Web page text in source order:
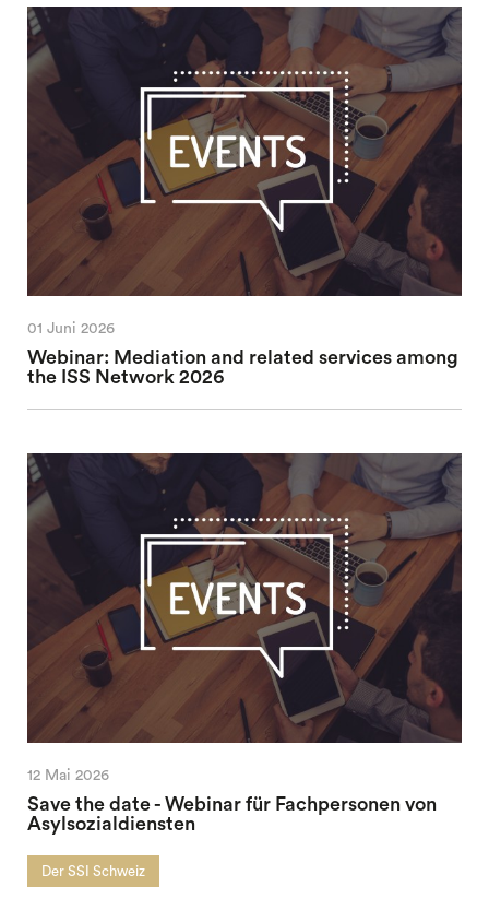
01 Juni 2026
Webinar: Mediation and related services among
the ISS Network 2026
12 Mai 2026
Save the date - Webinar für Fachpersonen von
Asylsozialdiensten
Der SSI Schweiz